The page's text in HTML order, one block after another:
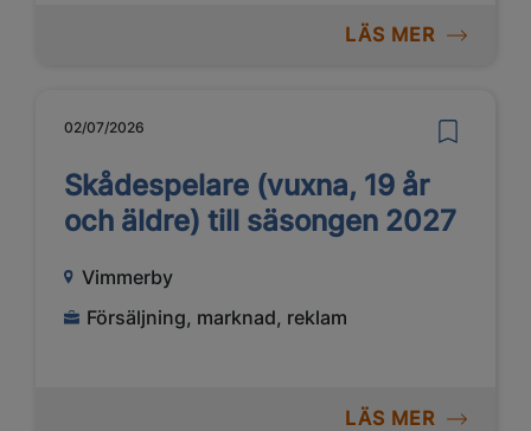
LÄS MER
02/07/2026
Skådespelare (vuxna, 19 år
och äldre) till säsongen 2027
Vimmerby
Försäljning, marknad, reklam
LÄS MER